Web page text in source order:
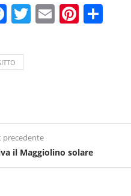
Facebook
Twitter
Email
precedente
il Maggiolino solare